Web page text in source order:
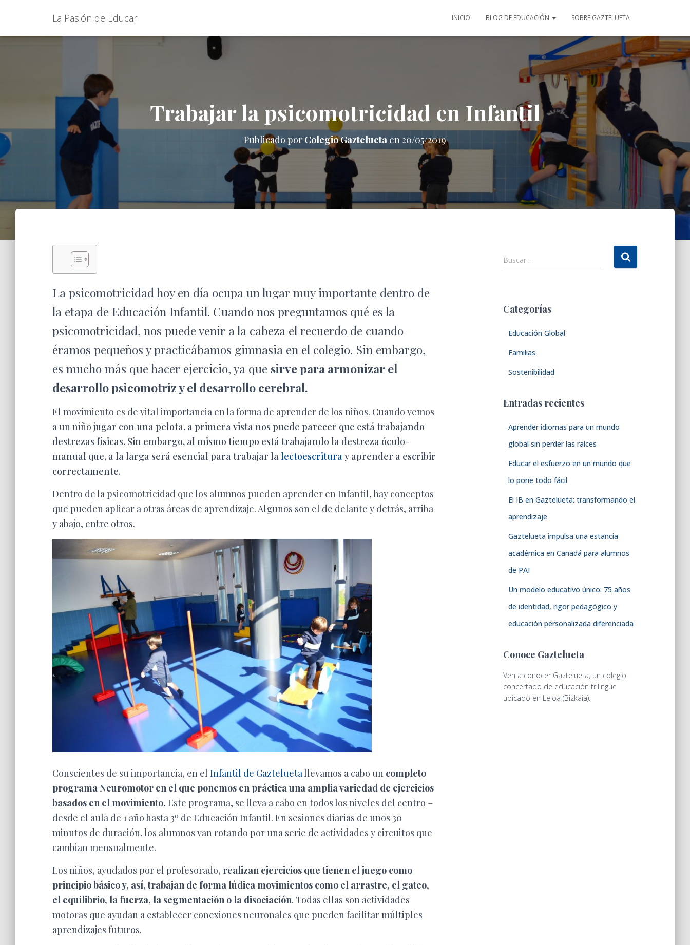
La Pasión de Educar INICIO BLOG DE EDUCACIÓN SOBRE GAZTELUETA
Trabajar la psicomotricidad en Infantil
Publicado por Colegio Gaztelueta en20/05/2019
La psicomotricidad hoy en día ocupa un lugar muy importante dentro de
la etapa de Educación Infantil. Cuando nos preguntamos qué es la
psicomotricidad, nos puede venir a la cabeza el recuerdo de cuando
éramos pequeños y practicábamos gimnasia en el colegio. Sin embargo,
es mucho más que hacer ejercicio, ya que sirve para armonizar el
desarrollo psicomotriz y el desarrollo cerebral.
El movimiento es de vital importancia en la forma de aprender de los niños. Cuando vemos
a un niño jugar con una pelota, a primera vista nos puede parecer que está trabajando
destrezas físicas. Sin embargo, al mismo tiempo está trabajando la destreza óculo-
manual que, a la larga será esencial para trabajar lalectoescrituray aprender a escribir
correctamente.
Dentro de la psicomotricidad que los alumnos pueden aprender en Infantil, hay conceptos
que pueden aplicar a otras áreas de aprendizaje. Algunos son el de delante y detrás, arriba
y abajo, entre otros.
Conscientes de su importancia, en el Infantil de Gazteluetallevamos a cabo un completo
programa Neuromotor en el que ponemos en práctica una amplia variedad de ejercicios
basados en el movimiento. Este programa, se lleva a cabo en todos los niveles del centro –
desde el aula de 1 año hasta 3º de Educación Infantil. En sesiones diarias de unos 30
minutos de duración, los alumnos van rotando por una serie de actividades y circuitos que
cambian mensualmente.
Los niños, ayudados por el profesorado, realizan ejercicios que tienen el juego como
principio básico y, así, trabajan de forma lúdica movimientos como el arrastre, el gateo,
el equilibrio, la fuerza, la segmentación o la disociación. Todas ellas son actividades
motoras que ayudan a establecer conexiones neuronales que pueden facilitar múltiples
aprendizajes futuros.
B
u
r
Buscar …
Categorías
Educación Global
Familias
Sostenibilidad
Entradas recientes
Aprender idiomas para un mundo
global sin perder las raíces
Educar el esfuerzo en un mundo que
lo pone todo fácil
El IB en Gaztelueta: transformando el
aprendizaje
Gaztelueta impulsa una estancia
académica en Canadá para alumnos
de PAI
Un modelo educativo único: 75 años
de identidad, rigor pedagógico y
educación personalizada diferenciada
Conoce Gaztelueta
Ven a conocer Gaztelueta, un colegio
concertado de educación trilingüe
ubicado en Leioa (Bizkaia).